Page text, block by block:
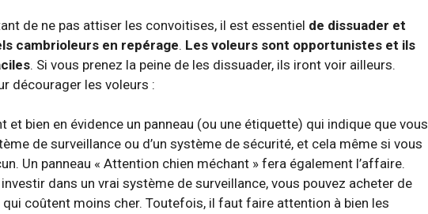
de ne pas attiser les convoitises, il est essentiel de dissuader et
cambrioleurs en repérage. Les voleurs sont opportunistes et ils
. Si vous prenez la peine de les dissuader, ils iront voir ailleurs.
décourager les voleurs :
et bien en évidence un panneau (ou une étiquette) qui indique que vous
de surveillance ou d’un système de sécurité, et cela même si vous
Un panneau « Attention chien méchant » fera également l’affaire.
dans un vrai système de surveillance, vous pouvez acheter de
qui coûtent moins cher. Toutefois, il faut faire attention à bien les